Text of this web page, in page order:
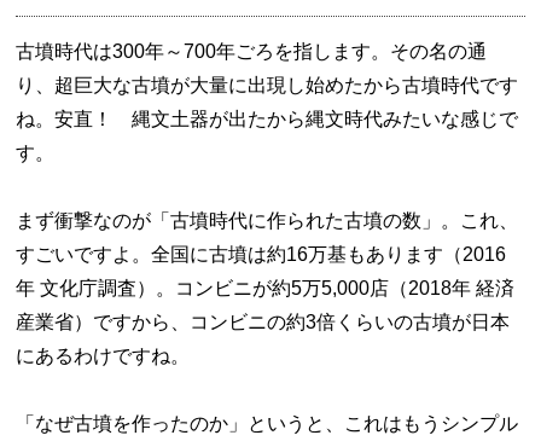
古墳時代は300年～700年ごろを指します。その名の通
り、超巨大な古墳が大量に出現し始めたから古墳時代です
ね。安直！ 縄文土器が出たから縄文時代みたいな感じで
す。
まず衝撃なのが「古墳時代に作られた古墳の数」。これ、
すごいですよ。全国に古墳は約16万基もあります（2016
年 文化庁調査）。コンビニが約5万5,000店（2018年 経済
産業省）ですから、コンビニの約3倍くらいの古墳が日本
にあるわけですね。
「なぜ古墳を作ったのか」というと、これはもうシンプル